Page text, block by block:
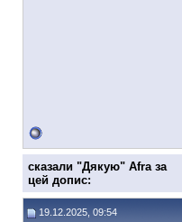
cказали "Дякую" Afra за
цей допис:
19.12.2025, 09:54